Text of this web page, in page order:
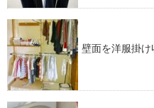
壁面を洋服掛け